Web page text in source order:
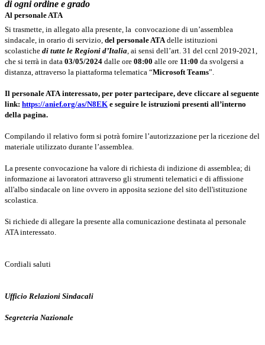
di ogni ordine e grado
Al personale ATA
Si trasmette, in allegato alla presente, la convocazione di un’assemblea
sindacale, in orario di servizio, del personale ATAdelle istituzioni
scolastiche di tutte le Regioni d’Italia, ai sensi dell’art. 31 del ccnl 2019-2021,
che si terrà in data 03/05/2024 dalle ore 08:00 alle ore 11:00 da svolgersi a
distanza, attraverso la piattaforma telematica “Microsoft Teams”.
Il personale ATAinteressato, per poter partecipare, deve cliccare al seguente
link: https://anief.org/as/N8EK e seguire le istruzioni presenti all’interno
della pagina.
Compilando il relativo form si potrà fornire l’autorizzazione per la ricezione del
materiale utilizzato durante l’assemblea.
La presente convocazione ha valore di richiesta di indizione di assemblea; di
informazione ai lavoratori attraverso gli strumenti telematici e di affissione
all'albo sindacale on line ovvero in apposita sezione del sito dell'istituzione
scolastica.
Si richiede di allegare la presente alla comunicazione destinata al personale
ATA interessato.
Cordiali saluti
Ufficio Relazioni Sindacali
Segreteria Nazionale